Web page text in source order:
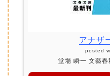
アナザ
posted
堂場 瞬一 文藝